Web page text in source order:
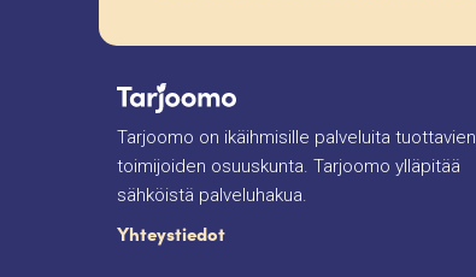
Tarjoomo on ikäihmisille palveluita tuottavien
toimijoiden osuuskunta. Tarjoomo ylläpitää
sähköistä palveluhakua.
Yhteystiedot